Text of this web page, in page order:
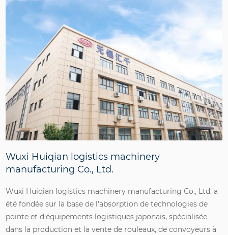
Wuxi Huiqian logistics machinery
manufacturing Co., Ltd.
Wuxi Huiqian logistics machinery manufacturing Co., Ltd. a
été fondée sur la base de l'absorption de technologies de
pointe et d'équipements logistiques japonais, spécialisée
dans la production et la vente de rouleaux, de convoyeurs à